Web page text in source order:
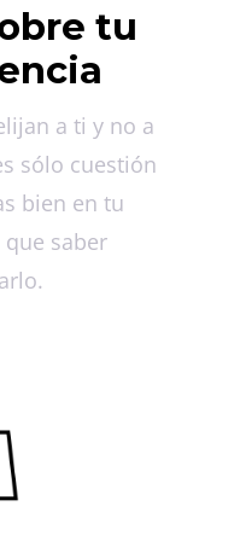
tu
a ti y no a
sólo cuestión
bien en tu
saber